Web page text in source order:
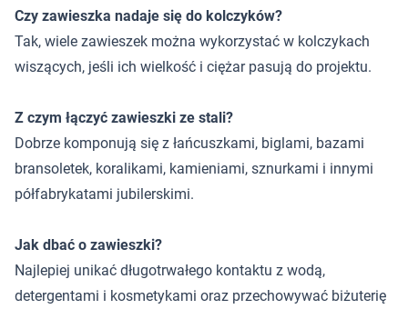
Czy zawieszka nadaje się do kolczyków?
Tak, wiele zawieszek można wykorzystać w kolczykach
wiszących, jeśli ich wielkość i ciężar pasują do projektu.
Z czym łączyć zawieszki ze stali?
Dobrze komponują się z łańcuszkami, biglami, bazami
bransoletek, koralikami, kamieniami, sznurkami i innymi
półfabrykatami jubilerskimi.
Jak dbać o zawieszki?
Najlepiej unikać długotrwałego kontaktu z wodą,
detergentami i kosmetykami oraz przechowywać biżuterię